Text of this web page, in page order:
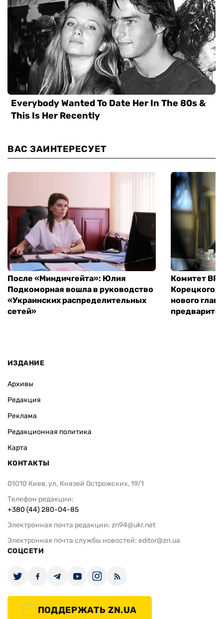
ВАС ЗАИНТЕРЕСУЕТ
После «Миндичгейта»: Юлия
Подкоморная вошла в руководство
«Украинских распределительных
сетей»
Комитет ВР
Корецкого,
нового
ИЗДАНИЕ
Архивы
Редакция
Реклама
Редакционная политика
Карта
КОНТАКТЫ
01010 Киев, ул. Князей Острожских, 19/1
Телефон редакции:
+380 (44) 280-04-85
Электронная почта редакции: zn94@ukr.net
Электронная почта службы новостей: editor@zn.ua
СОЦСЕТИ
ПОДДЕРЖАТЬ ZN.UA